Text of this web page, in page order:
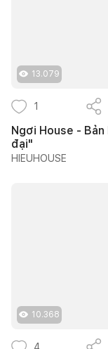
13.079
1
Ngơi House -
đại"
HIEUHOUSE
10.368